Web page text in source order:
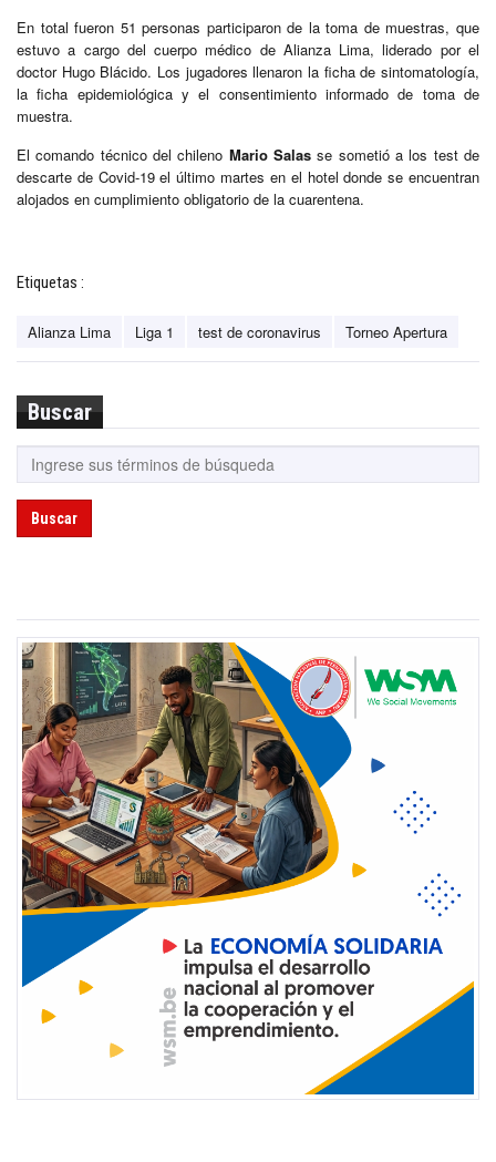
En total fueron 51 personas participaron de la toma de muestras, que
estuvo a cargo del cuerpo médico de Alianza Lima, liderado por el
doctor Hugo Blácido. Los jugadores llenaron la ficha de sintomatología,
la ficha epidemiológica y el consentimiento informado de toma de
muestra.
El comando técnico del chileno Mario Salas se sometió a los test de
descarte de Covid-19 el último martes en el hotel donde se encuentran
alojados en cumplimiento obligatorio de la cuarentena.
Etiquetas :
Alianza Lima Liga 1 test de coronavirus Torneo Apertura
Buscar
Buscar